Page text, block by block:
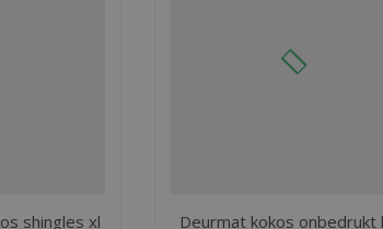
shingles xl
Deurmat kokos onbedrukt